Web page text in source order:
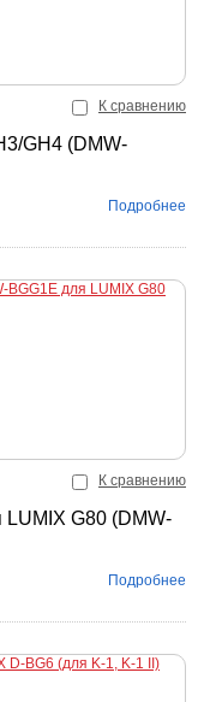
К сравнению
GH4 (DMW-
Подробнее
К сравнению
G80 (DMW-
Подробнее